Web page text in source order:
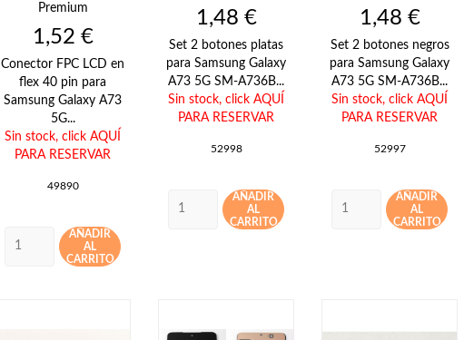
Premium
Precio
1,52 €
Conector FPC LCD en
flex 40 pin para
Samsung Galaxy A73
5G...
Sin stock, click AQUÍ
PARA RESERVAR
49890
AÑADIR
AL
CARRITO
Precio
1,48 €
Set 2 botones platas
para Samsung Galaxy
A73 5G SM-A736B...
Sin stock, click AQUÍ
PARA RESERVAR
52998
AÑADIR
AL
CARRITO
Precio
1,48 €
Set 2 botones negros
para Samsung Galaxy
A73 5G SM-A736B...
Sin stock, click AQUÍ
PARA RESERVAR
52997
AÑADIR
AL
CARRITO